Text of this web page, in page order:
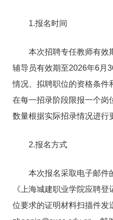
1.报名时间
本次招聘专任教师有效
辅导员有效期至2026年6月
情况、拟聘职位的资格条件
在每一招录阶段限报一个岗
数量根据实际招录情况进行
2.报名方式
本次报名采取电子邮件
《上海城建职业学院应聘
位要求的证明材料扫描件发